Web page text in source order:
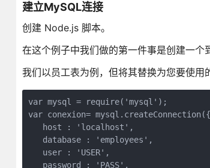
建立MySQL连接
创建 Node.js 脚本。
在这个例子中我们做的第一件事是创建一个
我们以员工表为例，但将其替换为您要使用
var mysql = require('mysql');
var conexion=
   host : 'localhost',
   database : 'employees',
   user : 'USER',
   password : 'PASS',